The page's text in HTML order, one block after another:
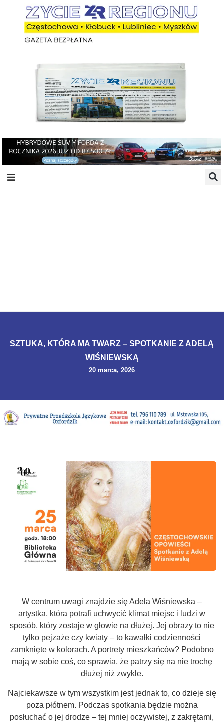
SZTUKA, KTÓRA MA TWARZ – SPOTKANIE Z ADELĄ
WIŚNIEWSKĄ
20 marca, 2026
W centrum uwagi znajdzie się Adela Wiśniewska –
artystka, która potrafi uchwycić klimat miejsc i ludzi w
sposób, który zostaje w głowie na dłużej. Jej obrazy to nie
tylko pejzaże czy kwiaty – to kawałki codzienności
zamknięte w kolorach. A portrety mieszkańców? Podobno
mają w sobie coś, co sprawia, że patrzy się na nie trochę
dłużej niż zwykle.
Najciekawsze w tym wszystkim jest jednak to, co dzieje się
poza płótnem. Podczas spotkania będzie można
posłuchać o jej drodze – tej mniej oczywistej, z zakrętami,